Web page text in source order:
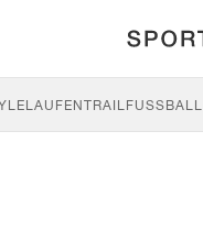
LAUFENTRAILFUSSBALL